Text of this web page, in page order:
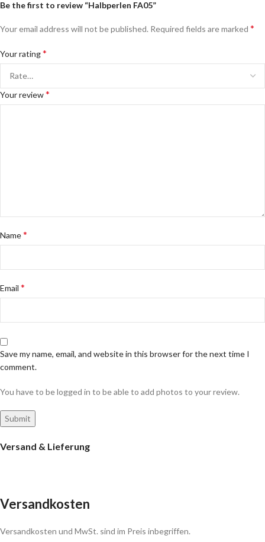
Be the first to review “Halbperlen FA05”
Your email address will not be published. Required fields are marked *
Your rating*
Your review*
Name*
Email *
Save my name, email, and website in this browser for the next time I
comment.
You have to be logged in to be able to add photos to your review.
Versand & Lieferung
Versandkosten
Versandkosten und MwSt. sind im Preis inbegriffen.